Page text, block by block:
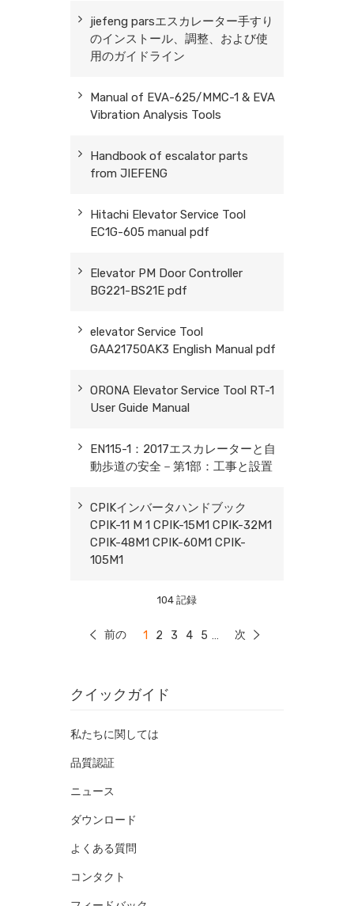
jiefeng parsエスカレーター手すり
のインストール、調整、および使
用のガイドライン
Manual of EVA-625/MMC-1 & EVA
Vibration Analysis Tools
Handbook of escalator parts
from JIEFENG
Hitachi Elevator Service Tool
EC1G-605 manual pdf
Elevator PM Door Controller
BG221-BS21E pdf
elevator Service Tool
GAA21750AK3 English Manual pdf
ORONA Elevator Service Tool RT-1
User Guide Manual
EN115-1：2017エスカレーターと自
動歩道の安全－第1部：工事と設置
CPIKインバータハンドブック
CPIK-11 M 1 CPIK-15M1 CPIK-32M1
CPIK-48M1 CPIK-60M1 CPIK-
105M1
104 記録
前の 1 2 3 4 5 次
クイックガイド
私たちに関しては
品質認証
ニュース
ダウンロード
よくある質問
コンタクト